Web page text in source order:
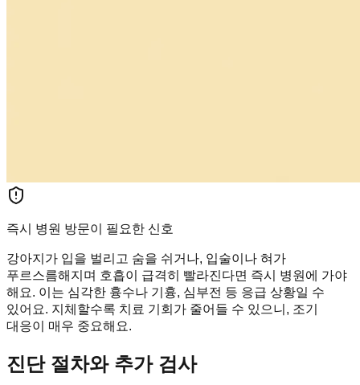
즉시 병원 방문이 필요한 신호
강아지가 입을 벌리고 숨을 쉬거나, 입술이나 혀가
푸르스름해지며 호흡이 급격히 빨라진다면 즉시 병원에 가야
해요. 이는 심각한 흉수나 기흉, 심부전 등 응급 상황일 수
있어요. 지체할수록 치료 기회가 줄어들 수 있으니, 조기
대응이 매우 중요해요.
진단 절차와 추가 검사